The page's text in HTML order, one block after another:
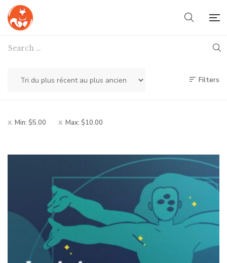
Filters
Min: $5.00 Max: $10.00